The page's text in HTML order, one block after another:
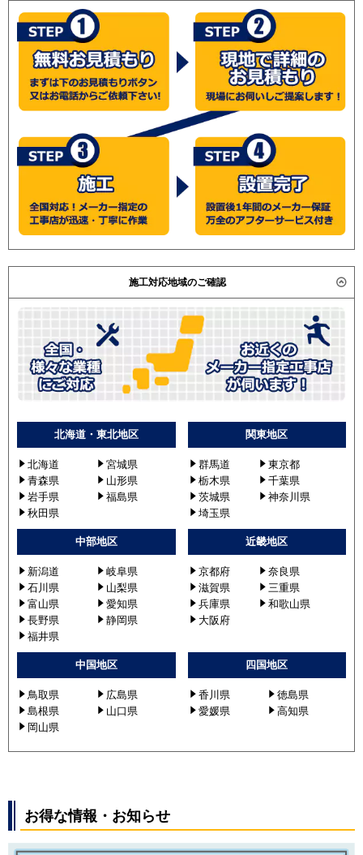
施工対応地域のご確認
北海道・東北地区
北海道
宮城県
青森県
山形県
岩手県
福島県
秋田県
関東地区
群馬道
東京都
栃木県
千葉県
茨城県
神奈川県
埼玉県
中部地区
新潟道
岐阜県
石川県
山梨県
富山県
愛知県
長野県
静岡県
福井県
近畿地区
京都府
奈良県
滋賀県
三重県
兵庫県
和歌山県
大阪府
中国地区
鳥取県
広島県
島根県
山口県
岡山県
四国地区
香川県
徳島県
愛媛県
高知県
お得な情報・お知らせ